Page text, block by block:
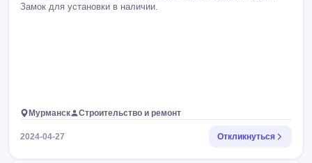
Замок для установки в наличии.
Мурманск Строительство и ремонт
2024-04-27 Откликнуться